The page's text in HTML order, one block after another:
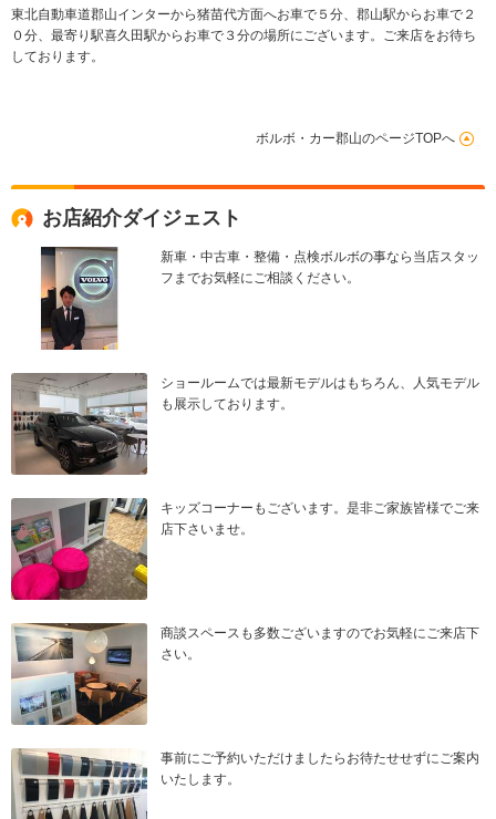
東北自動車道郡山インターから猪苗代方面へお車で５分、郡山駅からお車で２
０分、最寄り駅喜久田駅からお車で３分の場所にございます。ご来店をお待ち
しております。
ボルボ・カー郡山のページTOPへ
お店紹介ダイジェスト
新車・中古車・整備・点検ボルボの事なら当店スタッ
フまでお気軽にご相談ください。
ショールームでは最新モデルはもちろん、人気モデル
も展示しております。
キッズコーナーもございます。是非ご家族皆様でご来
店下さいませ。
商談スペースも多数ございますのでお気軽にご来店下
さい。
事前にご予約いただけましたらお待たせせずにご案内
いたします。